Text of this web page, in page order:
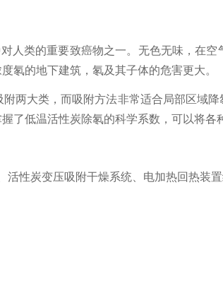
人类的重要致癌物之一。无色无味，在
氡的地下建筑，氡及其子体的危害更大。
两大类，而吸 附方法非常适合局部区域
了低温活性炭除氡的科学系数，可以将各
活性炭变压吸附干燥系统、电加热回热装